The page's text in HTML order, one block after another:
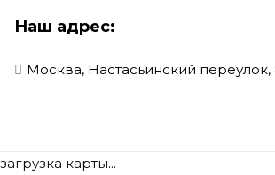
Наш адрес:
Москва, Настасьинский переулок,
загрузка карты...